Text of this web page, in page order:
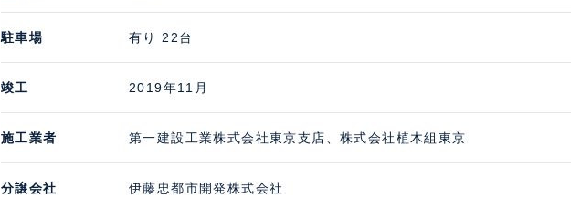
駐車場 有り 22台
竣工 2019年11月
施工業者 第一建設工業株式会社東京支店、株式会社植木組東京
分譲会社 伊藤忠都市開発株式会社